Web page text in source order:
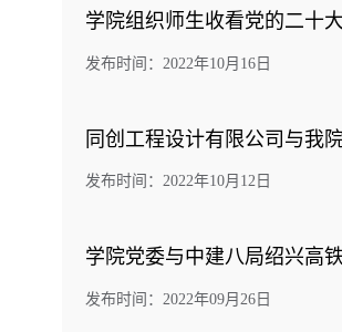
学院组织师生收看党的二十
发布时间：2022年10月16日
同创工程设计有限公司与我
发布时间：2022年10月12日
学院党委与中建八局绍兴高
发布时间：2022年09月26日